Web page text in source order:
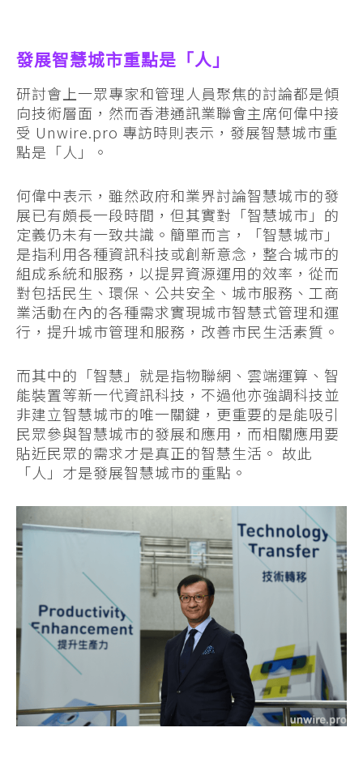
發展智慧城市重點是「人」
研討會上一眾專家和管理人員聚焦的討論都是傾
向技術層面，然而香港通訊業聯會主席何偉中接
受 Unwire.pro 專訪時則表示，發展智慧城市重
點是「人」。
何偉中表示，雖然政府和業界討論智慧城市的發
展已有頗長一段時間，但其實對「智慧城市」的
定義仍未有一致共識。簡單而言，「智慧城市」
是指利用各種資訊科技或創新意念，整合城市的
組成系統和服務，以提昇資源運用的效率，從而
對包括民生、環保、公共安全、城市服務、工商
業活動在內的各種需求實現城市智慧式管理和運
行，提升城市管理和服務，改善市民生活素質。
而其中的「智慧」就是指物聯網、雲端運算、智
能裝置等新一代資訊科技，不過他亦強調科技並
非建立智慧城市的唯一關鍵，更重要的是能吸引
民眾參與智慧城市的發展和應用，而相關應用要
貼近民眾的需求才是真正的智慧生活。 故此
「人」才是發展智慧城市的重點。